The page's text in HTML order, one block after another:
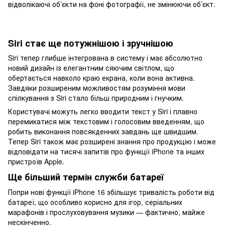
відволікаючі об’єкти на фоні фотографії, не змінюючи об’єкт.
Siri стає ще потужнішою і зручнішою
Siri тепер глибше інтегрована в систему і має абсолютно
новий дизайн із елегантним сяючим світлом, що
обертається навколо краю екрана, коли вона активна.
Завдяки розширеним можливостям розуміння мови
спілкування з Siri стало більш природним і гнучким.
Користувачі можуть легко вводити текст у Siri і плавно
перемикатися між текстовим і голосовим введенням, що
робить виконання повсякденних завдань ще швидшим.
Тепер Siri також має розширені знання про продукцію і може
відповідати на тисячі запитів про функції iPhone та інших
пристроїв Apple.
Ще більший термін служби батареї
Попри нові функції iPhone 16 збільшує тривалість роботи від
батареї, що особливо корисно для ігор, серіальних
марафонів і прослуховування музики — фактично, майже
нескінченно.